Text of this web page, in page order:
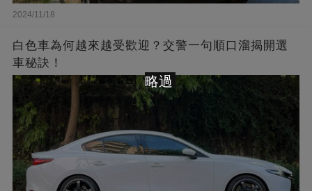
2024/11/18
白色車為何越來越受歡迎？交警一句順口溜揭開選
車秘訣！
略過